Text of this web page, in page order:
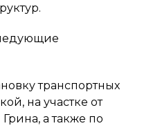
транспортных
на участке от
а также по